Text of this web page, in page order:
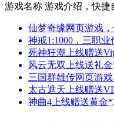
游戏名称 游戏介绍，快捷
仙梦奇缘网页游戏
神戒1:1000，三职
死神狂潮 上线赠送
风云无双 上线送礼
三国群雄传网页游
太古遮天 上线赠送
神曲4 上线赠送黄